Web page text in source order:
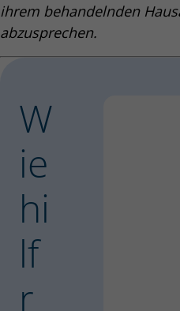
ihrem behandelnden
abzusprechen.
W
ie
hi
lf
r